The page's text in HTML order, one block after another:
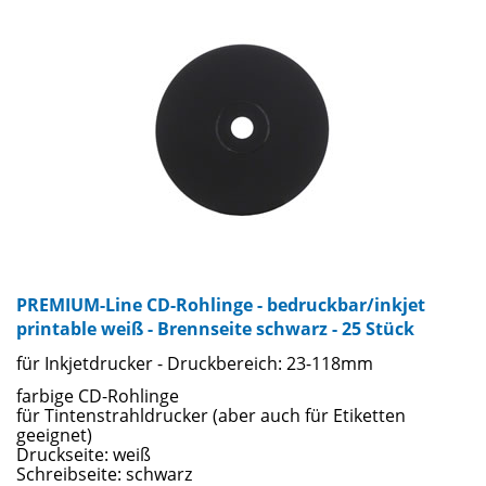
PREMIUM-Line CD-Rohlinge - bedruckbar/inkjet
printable weiß - Brennseite schwarz - 25 Stück
für Inkjetdrucker - Druckbereich: 23-118mm
farbige CD-Rohlinge
für Tintenstrahldrucker (aber auch für Etiketten
geeignet)
Druckseite: weiß
Schreibseite: schwarz